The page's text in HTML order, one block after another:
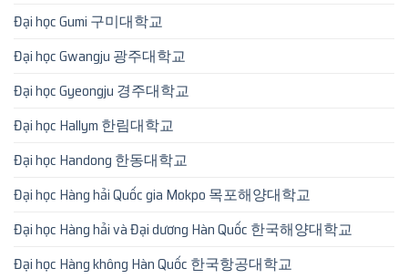
Đại học Gumi 구미대학교
Đại học Gwangju 광주대학교
Đại học Gyeongju 경주대학교
Đại học Hallym 한림대학교
Đại học Handong 한동대학교
Đại học Hàng hải Quốc gia Mokpo 목포해양대학교
Đại học Hàng hải và Đại dương Hàn Quốc 한국해양대학교
Đại học Hàng không Hàn Quốc 한국항공대학교